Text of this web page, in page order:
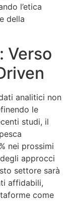
l’etica
della
Verso
analitici non
le
studi, il
nei prossimi
approcci
settore sarà
affidabili,
come